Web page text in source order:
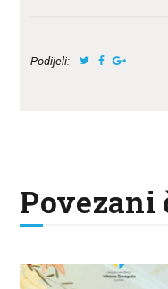
Podijeli:
Povezani